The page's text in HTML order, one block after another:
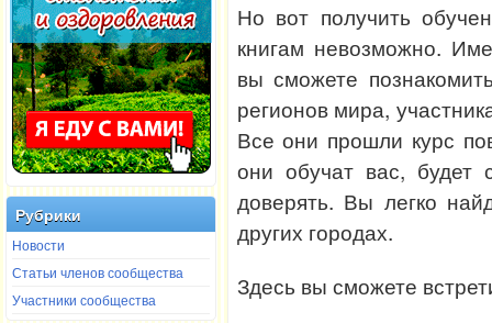
Рубрики
Новости
Статьи членов сообщества
Участники сообщества
Но вот получить
книгам невозможно.
вы сможете
регионов мира,
Все они прошли курс
они обучат вас,
доверять. Вы легко
других городах.
Здесь вы сможете